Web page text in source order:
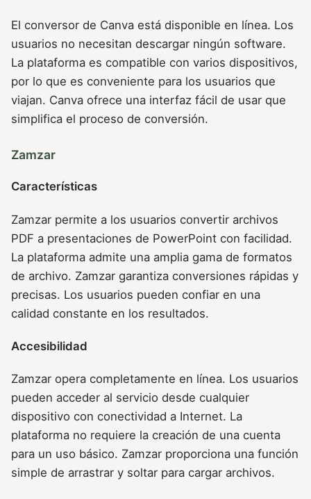
El conversor de Canva está disponible en línea. Los
usuarios no necesitan descargar ningún software.
La plataforma es compatible con varios dispositivos,
por lo que es conveniente para los usuarios que
viajan. Canva ofrece una interfaz fácil de usar que
simplifica el proceso de conversión.
Zamzar
Características
Zamzar permite a los usuarios convertir archivos
PDF a presentaciones de PowerPoint con facilidad.
La plataforma admite una amplia gama de formatos
de archivo. Zamzar garantiza conversiones rápidas y
precisas. Los usuarios pueden confiar en una
calidad constante en los resultados.
Accesibilidad
Zamzar opera completamente en línea. Los usuarios
pueden acceder al servicio desde cualquier
dispositivo con conectividad a Internet. La
plataforma no requiere la creación de una cuenta
para un uso básico. Zamzar proporciona una función
simple de arrastrar y soltar para cargar archivos.